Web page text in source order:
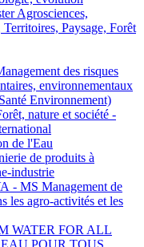
Agrosciences,
Paysage, Forêt
des risques
environnementaux
Environnement)
nature et société -
de l'Eau
de produits à
industrie
- MS Management de
les agro-activités et les
WATER FOR ALL
POUR TOUS